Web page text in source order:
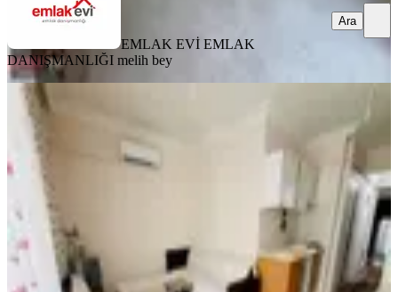
EMLAK EVİ EMLAK
DANIŞMANLIĞI melih bey
Ara
YENİ
Efeler, Zafer Mahallesi